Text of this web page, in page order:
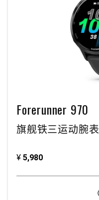
Forerunner 970
旗舰铁三运动腕表
¥ 5,980